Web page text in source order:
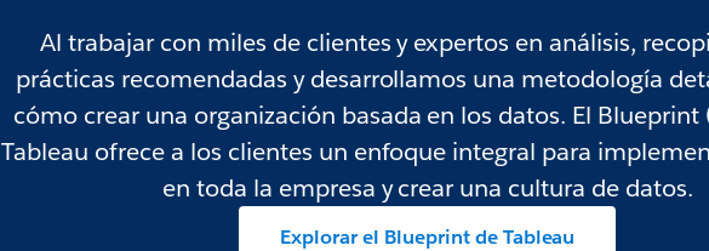
Al trabajar con miles de clientes y expertos en análisis,
prácticas recomendadas y desarrollamos una metodología
cómo crear una organización basada en los datos. El
Tableau ofrece a los clientes un enfoque integral para
en toda la empresa y crear una cultura de datos.
Explorar el Blueprint de Tableau